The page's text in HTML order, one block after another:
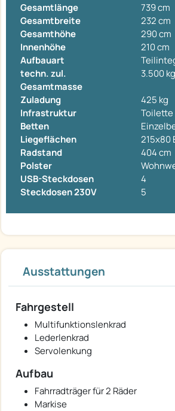
Gesamtlänge
739 cm
Gesamtbreite
232 cm
Gesamthöhe
290 cm
Innenhöhe
210 cm
Aufbauart
techn. zul.
Gesamtmasse
3.500 kg
Zuladung
425 kg
Infrastruktur
Toilette
Betten
Liegeflächen
215x80
Radstand
404 cm
Polster
USB-Steckdosen
4
Steckdosen 230V
5
Ausstattungen
Fahrgestell
Multifunktionslenkrad
Lederlenkrad
Servolenkung
Aufbau
Fahrradträger für 2 Räder
Markise